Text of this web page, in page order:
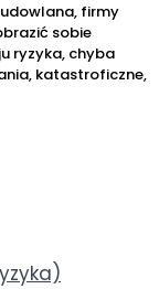
firmy
sobie
ryzyka, chyba
katastroficzne,